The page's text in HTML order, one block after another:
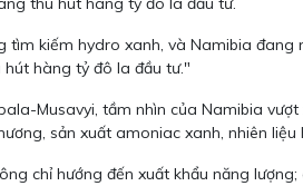
tìm kiếm hydro xanh, và Namibia
hàng tỷ đô la đầu tư."
Musavyi, tầm nhìn của Namibia
sản xuất amoniac xanh, nhiên
chỉ hướng đến xuất khẩu năng